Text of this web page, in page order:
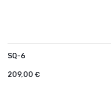
SQ-6
209,00 €